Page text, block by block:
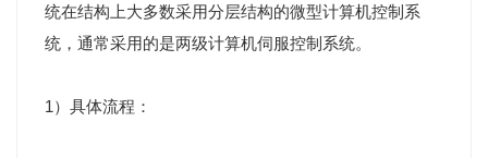
统在结构上大多数采用分层结构的微型计算机控制系
统，通常采用的是两级计算机伺服控制系统。
1）具体流程：